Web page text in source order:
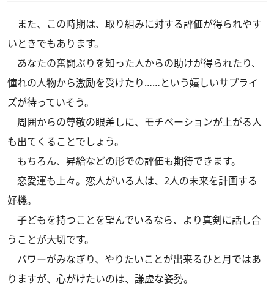
また、この時期は、取り組みに対する評価が得られやす
いときでもあります。
あなたの奮闘ぶりを知った人からの助けが得られたり、
憧れの人物から激励を受けたり……という嬉しいサプライ
ズが待っていそう。
周囲からの尊敬の眼差しに、モチベーションが上がる人
も出てくることでしょう。
もちろん、昇給などの形での評価も期待できます。
恋愛運も上々。恋人がいる人は、2人の未来を計画する
好機。
子どもを持つことを望んでいるなら、より真剣に話し合
うことが大切です。
バワーがみなぎり、やりたいことが出来るひと月ではあ
りますが、心がけたいのは、謙虚な姿勢。